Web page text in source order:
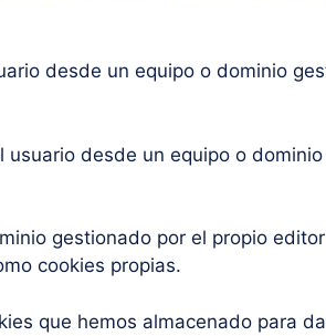
desde un equipo o dominio
desde un equipo o
gestionado por el propio
cookies propias.
que hemos almacenado para